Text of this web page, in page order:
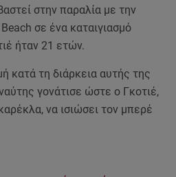
στην παραλία με την
σε ένα καταιγιασμό
ήταν 21 ετών.
κατά τη διάρκεια αυτής της
γονάτισε ώστε ο Γκοτιέ,
να ισιώσει τον μπερέ